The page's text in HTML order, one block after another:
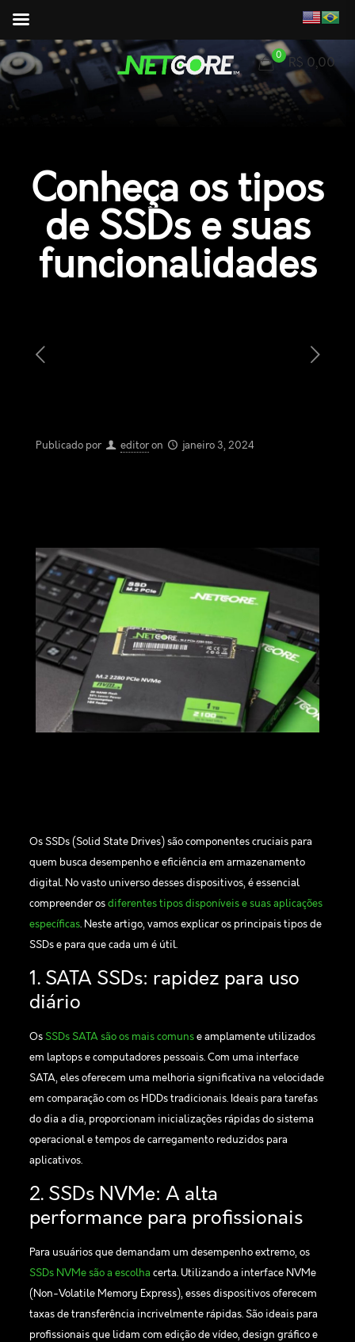
0
R$ 0,00
Conheça os tipos
de SSDs e suas
funcionalidades
Publicado por editoron janeiro 3, 2024
Os SSDs (Solid State Drives) são componentes cruciais para
quem busca desempenho e eficiência em armazenamento
digital. No vasto universo desses dispositivos, é essencial
compreender osdiferentes tipos disponíveis e suas aplicações
específicas. Neste artigo, vamos explicar os principais tipos de
SSDs e para que cada um é útil.
1. SATA SSDs: rapidez para uso
diário
OsSSDs SATA são os mais comunse amplamente utilizados
em laptops e computadores pessoais. Com uma interface
SATA, eles oferecem uma melhoria significativa na velocidade
em comparação com os HDDs tradicionais. Ideais para tarefas
do dia a dia, proporcionam inicializações rápidas do sistema
operacional e tempos de carregamento reduzidos para
aplicativos.
2. SSDs NVMe: A alta
performance para profissionais
Para usuários que demandam um desempenho extremo, os
SSDs NVMe são a escolha certa. Utilizando a interface NVMe
(Non-Volatile Memory Express), esses dispositivos oferecem
taxas de transferência incrivelmente rápidas. São ideais para
profissionais que lidam com edição de vídeo, design gráfico e